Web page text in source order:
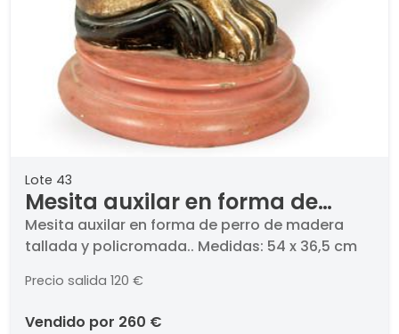
Lote 43
Mesita auxilar en forma de
perro de madera tallada y
policromada
Mesita auxilar en forma de perro de madera
tallada y policromada.. Medidas: 54 x 36,5 cm
Precio salida 120 €
vendido por 260 €